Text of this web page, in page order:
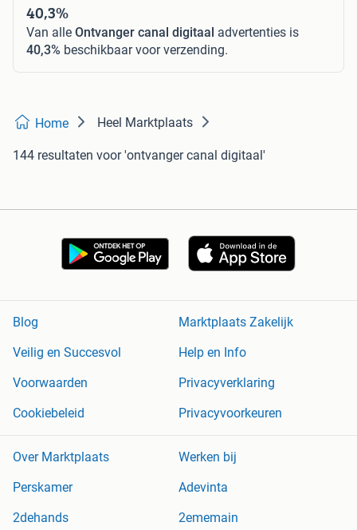
40,3%
Van alle Ontvanger canal digitaal advertenties is
40,3% beschikbaar voor verzending.
Home Heel Marktplaats
144 resultaten voor 'ontvanger canal digitaal'
Blog
Marktplaats Zakelijk
Veilig en Succesvol
Help en Info
Voorwaarden
Privacyverklaring
Cookiebeleid
Privacyvoorkeuren
Over Marktplaats
Werken bij
Perskamer
Adevinta
2dehands
2ememain